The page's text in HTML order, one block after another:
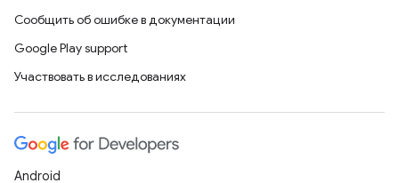
Сообщить об ошибке в документации
Google Play support
Участвовать в исследованиях
Android